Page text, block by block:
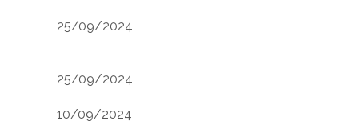
25/09/2024
25/09/2024
10/09/2024